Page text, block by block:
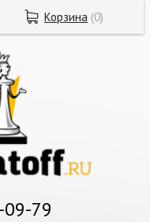
09-79
Корзина (0)